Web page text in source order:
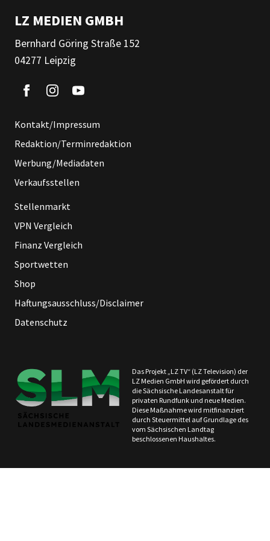
LZ MEDIEN GMBH
Bernhard Göring Straße 152
04277 Leipzig
Kontakt/Impressum
Redaktion/Terminredaktion
Werbung/Mediadaten
Verkaufsstellen
Stellenmarkt
VPN Vergleich
Finanz Vergleich
Sportwetten
Shop
Haftungsausschluss/Disclaimer
Datenschutz
Das Projekt „LZ TV“ (LZ Television) der
LZ Medien GmbH wird gefördert durch
die Sächsische Landesanstalt für
privaten Rundfunk und neue Medien.
Diese Maßnahme wird mitfinanziert
durch Steuermittel auf Grundlage des
vom Sächsischen Landtag
beschlossenen Haushaltes.